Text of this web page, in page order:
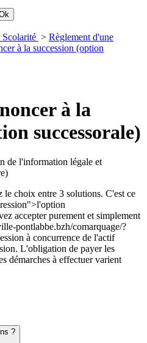
> Règlement d'une
à la succession (option
à la
successorale)
de l'information légale et
le choix entre 3 solutions. C'est ce
accepter purement et simplement
pontlabbe.bzh/comarquage/?
à concurrence de l'actif
L'obligation de payer les
démarches à effectuer varient
?